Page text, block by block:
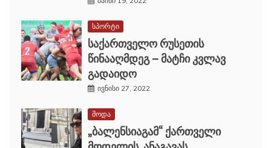
სპორტი
საქართველო რუსეთის
წინააღმდეგ – მატჩი კვლავ
გადაიდო
ივნისი 27, 2022
მოდა
„ბალენსიაგამ“ ქართველი